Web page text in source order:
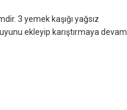
3 yemek kaşığı yağsız
ekleyip karıştırmaya devam